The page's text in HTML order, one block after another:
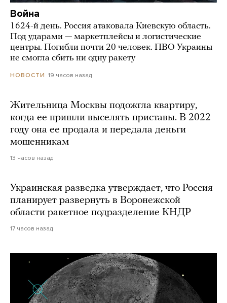
Война
1624-й день. Россия атаковала Киевскую область.
Под ударами — маркетплейсы и логистические
центры. Погибли почти 20 человек. ПВО Украины
не смогла сбить ни одну ракету
НОВОСТИ 19 часов назад
Жительница Москвы подожгла квартиру,
когда ее пришли выселять приставы. В 2022
году она ее продала и передала деньги
мошенникам
13 часов назад
Украинская разведка утверждает, что Россия
планирует развернуть в Воронежской
области ракетное подразделение КНДР
17 часов назад